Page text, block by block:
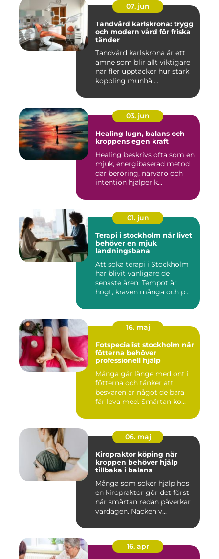
07. jun
Tandvård karlskrona: trygg
och modern vård för friska
tänder
Tandvård karlskrona är ett
ämne som blir allt viktigare
när fler upptäcker hur stark
koppling munhäl...
03. jun
Healing lugn, balans och
kroppens egen kraft
Healing beskrivs ofta som en
mjuk, energibaserad metod
där beröring, närvaro och
intention hjälper k...
01. jun
Terapi i stockholm när livet
behöver en mjuk
landningsbana
Att söka terapi i Stockholm
har blivit vanligare de
senaste åren. Tempot är
högt, kraven många och p...
16. maj
Fotspecialist stockholm när
fötterna behöver
professionell hjälp
Många går länge med ont i
fötterna och tänker att
besvären är något de bara
får leva med. Smärtan ko...
06. maj
Kiropraktor köping när
kroppen behöver hjälp
tillbaka i balans
Många som söker hjälp hos
en kiropraktor gör det först
när smärtan redan påverkar
vardagen. Nacken v...
16. apr